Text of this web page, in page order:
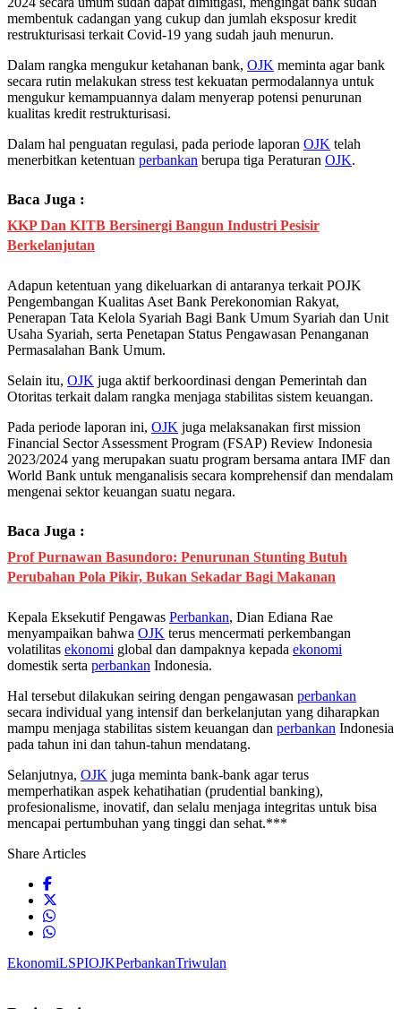
membentuk cadangan yang cukup dan jumlah eksposur kredit
restrukturisasi terkait Covid-19 yang sudah jauh menurun.
Dalam rangka mengukur ketahanan bank, OJK meminta agar bank
secara rutin melakukan stress test kekuatan permodalannya untuk
mengukur kemampuannya dalam menyerap potensi penurunan
kualitas kredit restrukturisasi.
Dalam hal penguatan regulasi, pada periode laporan OJK telah
menerbitkan ketentuan perbankan berupa tiga Peraturan OJK.
Baca Juga :
KKP Dan KITB Bersinergi Bangun Industri Pesisir
Berkelanjutan
Adapun ketentuan yang dikeluarkan di antaranya terkait POJK
Pengembangan Kualitas Aset Bank Perekonomian Rakyat,
Penerapan Tata Kelola Syariah Bagi Bank Umum Syariah dan Unit
Usaha Syariah, serta Penetapan Status Pengawasan Penanganan
Permasalahan Bank Umum.
Selain itu, OJK juga aktif berkoordinasi dengan Pemerintah dan
Otoritas terkait dalam rangka menjaga stabilitas sistem keuangan.
Pada periode laporan ini, OJK juga melaksanakan first mission
Financial Sector Assessment Program (FSAP) Review Indonesia
2023/2024 yang merupakan suatu program bersama antara IMF dan
World Bank untuk menganalisis secara komprehensif dan mendalam
mengenai sektor keuangan suatu negara.
Baca Juga :
Prof Purnawan Basundoro: Penurunan Stunting Butuh
Perubahan Pola Pikir, Bukan Sekadar Bagi Makanan
Kepala Eksekutif Pengawas Perbankan, Dian Ediana Rae
menyampaikan bahwa OJK terus mencermati perkembangan
volatilitas ekonomi global dan dampaknya kepada ekonomi
domestik serta perbankan Indonesia.
Hal tersebut dilakukan seiring dengan pengawasan perbankan
secara individual yang intensif dan berkelanjutan yang diharapkan
mampu menjaga stabilitas sistem keuangan dan perbankan Indonesia
pada tahun ini dan tahun-tahun mendatang.
Selanjutnya, OJK juga meminta bank-bank agar terus
memperhatikan aspek kehatihatian (prudential banking),
profesionalisme, inovatif, dan selalu menjaga integritas untuk bisa
mencapai pertumbuhan yang tinggi dan sehat.***
Share Articles
EkonomiLSPIOJKPerbankanTriwulan